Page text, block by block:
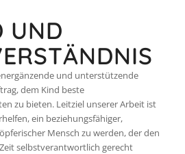
UND
und unterstützende
dem Kind beste
zu bieten. Leitziel unserer Arbeit ist
ein beziehungsfähiger,
Mensch zu werden, der den
selbstverantwortlich gerecht